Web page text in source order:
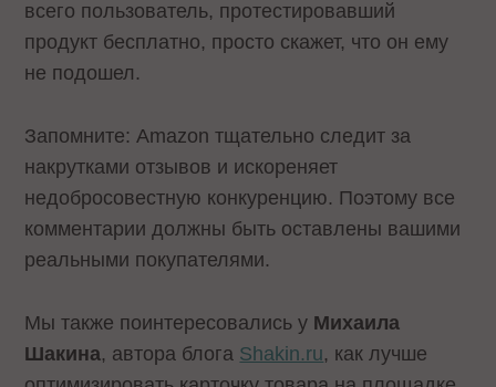
всего пользователь, протестировавший
продукт бесплатно, просто скажет, что он ему
не подошел.
Запомните: Amazon тщательно следит за
накрутками отзывов и искореняет
недобросовестную конкуренцию. Поэтому все
комментарии должны быть оставлены вашими
реальными покупателями.
Мы также поинтересовались у Михаила
Шакина, автора блога Shakin.ru, как лучше